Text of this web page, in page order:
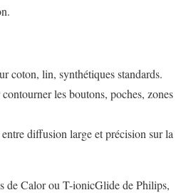
coton, lin, synthétiques standards.
les boutons, poches, zones
diffusion large et précision sur la
de Calor ou T-ionicGlide de Philips,